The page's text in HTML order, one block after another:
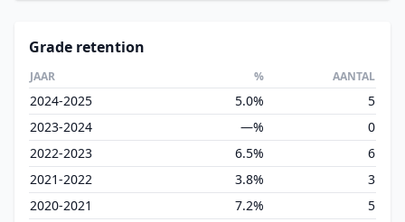
Grade retention
JAAR % AANTAL
2024-2025 5.0%
5
2023-2024
—%
0
2022-2023
6.5%
6
2021-2022
3.8%
3
2020-2021
7.2%
5